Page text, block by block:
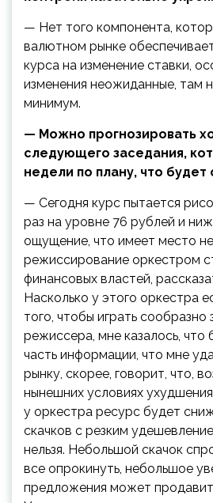
— Нет того компонента,
валютном рынке
курса на изменение ставки,
изменения неожиданные, там
минимум.
— Можно прогнозировать
следующего заседания,
недели по плану, что будет
— Сегодня курс пытается
раз на уровне 76 рублей и
ощущение, что имеет место
режиссирование оркестром
финансовых властей,
Насколько у этого оркестра
того, чтобы играть сообразно
режиссера, мне казалось, что
часть информации, что мне
рынку, скорее, говорит, что,
нынешних условиях
у оркестра ресурс будет
скачков с резким
нельзя. Небольшой скачок
все опрокинуть, небольшое
предложения может